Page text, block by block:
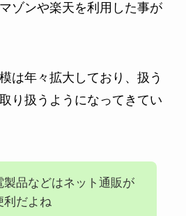
ゾンや楽天を利用した事が
は年々拡大しており、扱う
り扱うようになってきてい
製品などはネット通販が
利だよね